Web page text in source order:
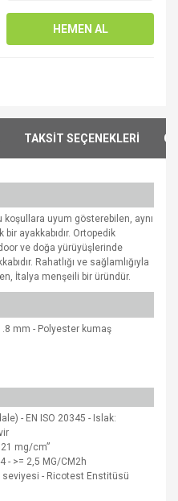
HEMEN AL
TAKSİT SEÇENEKLERİ
uyum gösterebilen, aynı
ayakkabıdır. Ortopedik
ve doğa yürüyüşlerinde
Rahatlığı ve sağlamlığıyla
İtalya menşeili bir üründür.
mm - Polyester kumaş
- EN ISO 20345 - Islak:
21 mg/cm”
- >= 2,5 MG/CM2h
seviyesi - Ricotest Enstitüsü